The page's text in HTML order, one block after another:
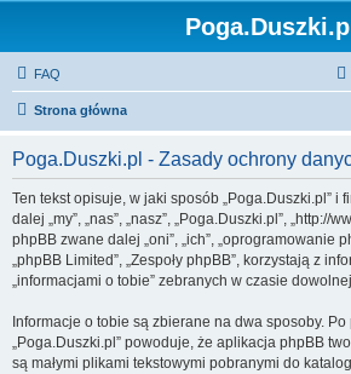
Poga.Duszki.pl
FAQ
Strona główna
Poga.Duszki.pl - Zasady ochrony
Ten tekst opisuje, w jaki sposób „Poga.Duszki.pl” i
dalej „my”, „nas”, „nasz”, „Poga.Duszki.pl”, „http://
phpBB zwane dalej „oni”, „ich”, „oprogramowanie
„phpBB Limited”, „Zespoły phpBB”, korzystają z
„informacjami o tobie” zebranych w czasie
Informacje o tobie są zbierane na dwa sposoby.
„Poga.Duszki.pl” powoduje, że aplikacja phpBB
są małymi plikami tekstowymi pobranymi do